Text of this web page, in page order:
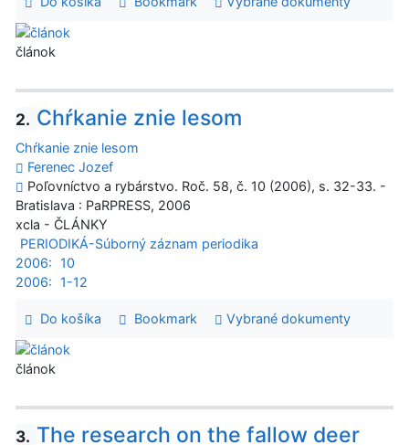
článok
2. Chŕkanie znie lesom
Chŕkanie znie lesom
Ferenec Jozef
Poľovníctvo a rybárstvo. Roč. 58, č. 10 (2006), s. 32-33. -
Bratislava : PaRPRESS, 2006
xcla - ČLÁNKY
PERIODIKÁ-Súborný záznam periodika
2006:
10
2006:
1-12
Do košíka Bookmark Vybrané dokumenty
článok
3. The research on the fallow deer